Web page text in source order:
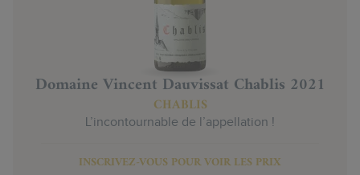
Domaine Vincent Dauvissat Chablis 2021
CHABLIS
L’incontournable de l’appellation !
INSCRIVEZ-VOUS POUR VOIR LES PRIX